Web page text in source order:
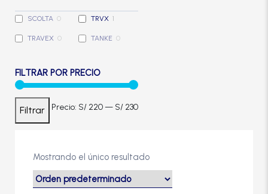
Cerradura de Sobreponer
Cerradura eléctrica
Cerraduras Digitales
Mostrando el único resultado
SCOLTA 0
TRAVEX 0
TRVX 1
TANKE 0
FILTRAR POR PRECIO
Precio
Precio
Filtrar Precio: S/ 220— S/ 230